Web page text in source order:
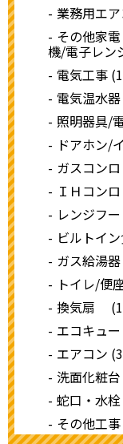
業務用エ
その他家
機/電子レン
電気工事
電気温水
照明器具/
ドアホン/
ガスコン
ＩＨコン
レンジフ
ビルトイ
ガス給湯
トイレ/便
換気扇
エコキュ
エアコン
洗面化粧
蛇口・水
その他工